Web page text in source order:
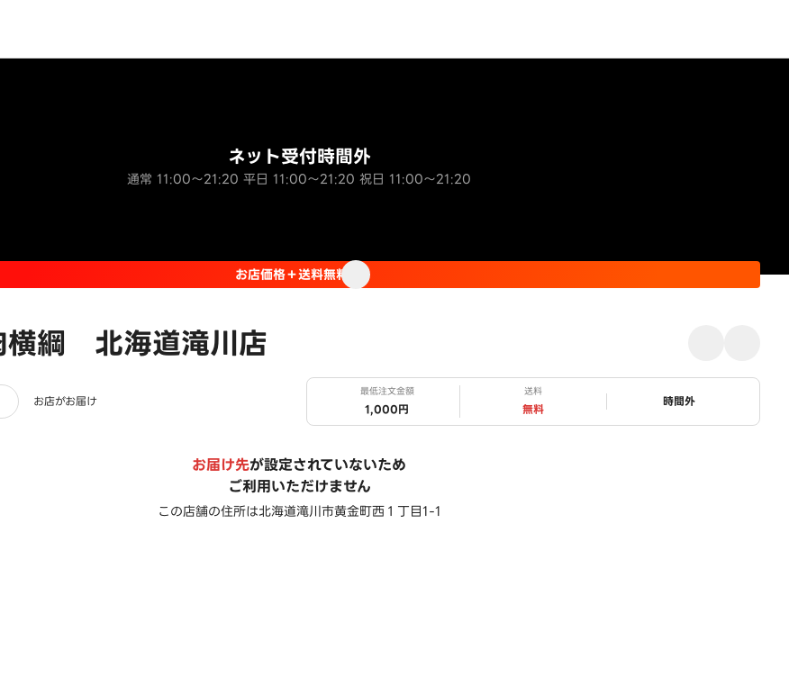
綱 北海道滝川店
ネット受付時間外
通常 11:00～21:20 平日 11:00～21:20 祝日 11:00～21:20
お店価格＋送料無料
お店がお届け
最低注文金額
1,000円
送料
無料 ステータス
時間外
お届け先が設定されていないため
ご利用いただけません
この店舗の住所は北海道滝川市黄金町西１丁目1-1